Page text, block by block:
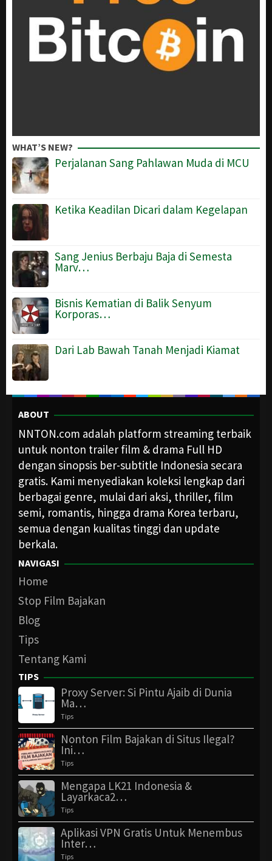
WHAT’S NEW?
Perjalanan Sang Pahlawan Muda di MCU
Ketika Keadilan Dicari dalam Kegelapan
Sang Jenius Berbaju Baja di Semesta
Marv…
Bisnis Kematian di Balik Senyum
Korporas…
Dari Lab Bawah Tanah Menjadi Kiamat
ABOUT
NNTON.com adalah platform streaming terbaik
untuk nonton trailer film & drama Full HD
dengan sinopsis ber-subtitle Indonesia secara
gratis. Kami menyediakan koleksi lengkap dari
berbagai genre, mulai dari aksi, thriller, film
semi, romantis, hingga drama Korea terbaru,
semua dengan kualitas tinggi dan update
berkala.
NAVIGASI
Home
Stop Film Bajakan
Blog
Tips
Tentang Kami
TIPS
Proxy Server: Si Pintu Ajaib di Dunia
Ma…
Tips
Nonton Film Bajakan di Situs Ilegal?
Ini…
Tips
Mengapa LK21 Indonesia &
Layarkaca2…
Tips
Aplikasi VPN Gratis Untuk Menembus
Inter…
Tips